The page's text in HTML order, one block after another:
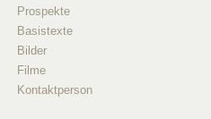
Prospekte
Basistexte
Bilder
Filme
Kontaktperson